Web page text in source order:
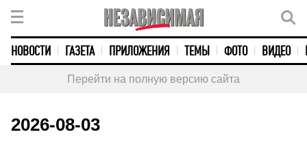
НОВОСТИ ГАЗЕТА ПРИЛОЖЕНИЯ ТЕМЫ ФОТО ВИДЕО
Перейти на полную версию сайта
2026-08-03